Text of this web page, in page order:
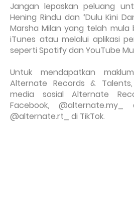
Jangan lepaskan peluang
Hening Rindu dan ‘Dulu Kini
Marsha Milan yang telah
iTunes atau melalui aplikasi
seperti Spotify dan YouTube
Untuk mendapatkan
Alternate Records &
media sosial Alternate
Facebook,
@alternate.rt_ di TikTok.